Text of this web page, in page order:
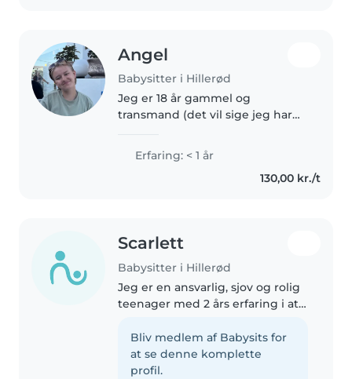
Angel
Babysitter i Hillerød
Jeg er 18 år gammel og
transmand (det vil sige jeg har
store erfaring med at passe børn
men har mindre kusiner og
fætre jeg har taget mig lidt af,
Erfaring: < 1 år
130,00 kr./t
Scarlett
Babysitter i Hillerød
Jeg er en ansvarlig, sjov og rolig
teenager med 2 års erfaring i at
skolealder. Jeg er glad for at
tegne, læse, spille musik og lege.
Jeg er komfortabel..
Bliv medlem af Babysits for
at se denne komplette
profil.